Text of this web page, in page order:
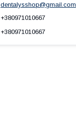
dentalysshop@gmail.com
+380971010667
+380971010667